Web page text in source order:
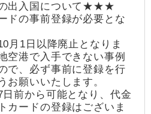
出入国について★★★
ドの事前登録が必要とな
月1日以降廃止となりま
空港で入手できない事例
で、必ず事前に登録を行
お願いいたします。
前から可能となり、代金
カードの登録はございま